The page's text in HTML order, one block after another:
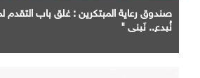
صندوق رعاية المبتكرين : غلق باب التقدم
نُبدع.. نَبني "